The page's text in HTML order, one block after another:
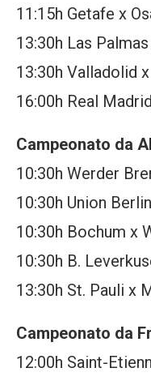
11:15h Getafe x
13:30h Las
13:30h Valladolid
16:00h Real
Campeonato da
10:30h Werder
10:30h Union
10:30h Bochum x
10:30h B.
13:30h St. Pauli x
Campeonato da
12:00h Saint-